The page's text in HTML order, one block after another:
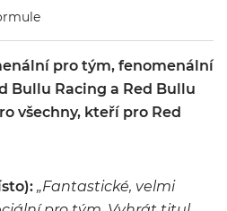
pro tým, fenomenální
Bullu Racing a Red Bullu
všechny, kteří pro Red
„Fantastické, velmi